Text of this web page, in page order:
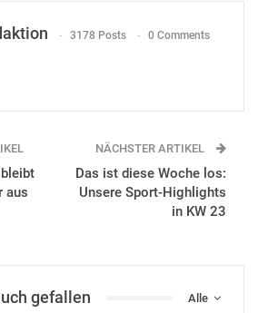
3178 Posts 0 Comments
bleibt
aus
NÄCHSTER ARTIKEL
Das ist diese Woche los:
Unsere Sport-Highlights
in KW 23
Alle
gefallen